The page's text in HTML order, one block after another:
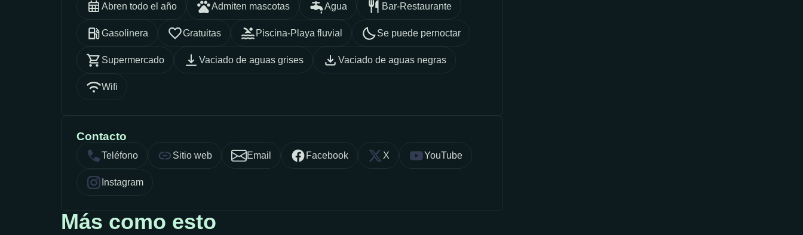
Abren todo el año Admiten mascotas Agua Bar-Restaurante
Gasolinera Gratuitas Piscina-Playa fluvial Se puede pernoctar
Supermercado Vaciado de aguas grises Vaciado de aguas negras
Wifi
Contacto
Teléfono Sitio web Email Facebook X YouTube
Instagram
Más como esto